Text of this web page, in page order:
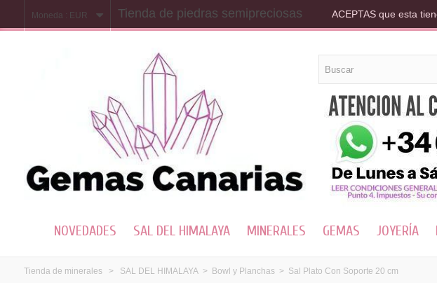
ACEPTAS que esta
Moneda : EUR Tienda de piedras semipreciosas
NOVEDADES SAL DEL HIMALAYA MINERALES GEMAS JOYERÍA
Tienda de minerales > SAL DEL HIMALAYA > Bowl y Planchas > Sal Plato Con Soporte 20 cm